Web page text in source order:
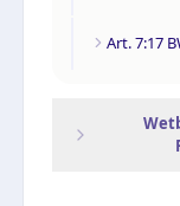
Art. 7:17